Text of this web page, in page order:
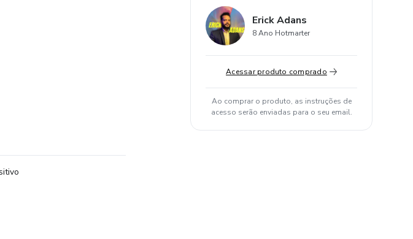
Erick Adans
8 Ano Hotmarter
Acessar produto comprado
Ao comprar o produto, as instruções de
acesso serão enviadas para o seu email.